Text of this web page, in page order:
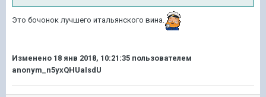
Это бочонок лучшего итальянского вина.
Изменено 18 янв 2018, 10:21:35 пользователем
anonym_n5yxQHUaIsdU